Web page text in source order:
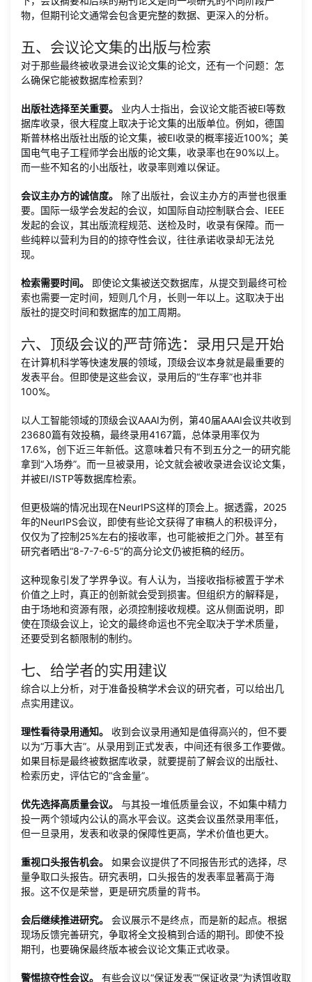
物，但期刊论文通常会包含更完整的数据、更深入的分析。
五、会议论文集的出版与检索
对于那些最终被收录进会议论文集的论文，还有一个问题：怎
么确保它能被数据库检索到？
出版社选择至关重要。
业内人士指出，会议论文能否被EI等数
据库收录，很大程度上取决于论文集的出版单位。例如，德国
斯普林格出版社出版的论文集，被EI收录的概率接近100%；美
国电气电子工程师学会出版的论文集，收录率也在90%以上。
而一些不知名的小出版社，收录率则难以保证。
会议主办方的诚信度。
除了出版社，会议主办方的声誉也很重
要。国际一级学会发起的会议，如国际自动控制联合会、IEEE
发起的会议，其出版流程规范、送检及时，收录有保障。而一
些纯粹以营利为目的的掠夺性会议，往往承诺收录却无法兑
现。
检索需要时间。
即使论文集被送交数据库，从提交到最终可检
索也需要一定时间，短则几个月，长则一年以上。这取决于出
版社的提交时间和数据库的加工周期。
六、顶级会议的严苛筛选：录用只是开始
在计算机科学等快速发展的领域，顶级会议本身就是最重要的
发表平台。但即使是这些会议，录用后的“生存率”也并非
100%。
以人工智能领域的顶级会议AAAI为例，第40届AAAI会议共收到
23680篇有效投稿，最终录用4167篇，总体录用率仅为
17.6%，创下近三年新低。这意味着只有不到五分之一的研究能
拿到“入场券”。而一旦被录用，论文就会被收录进会议论文集，
并被EI/ISTP等数据库检索。
但更极端的情况出现在NeurIPS这样的顶会上。据透露，2025
年的NeurIPS会议，即使有些论文获得了审稿人的积极评分，
仅仅为了控制25%左右的接收率，也可能被拒之门外。甚至有
研究者晒出“8-7-7-6-5”的高分论文仍被拒稿的经历。
这种现象引发了学界争议。有人认为，当接收指标被置于学术
价值之上时，真正的创新就会受到损害。但组织方的解释是，
由于场地和资源有限，必须控制接收规模。这从侧面说明，即
使在顶级会议上，论文的最终命运也不完全取决于学术质量，
还要受到名额限制的制约。
七、给学者的实用建议
综合以上分析，对于准备投稿学术会议的研究者，可以给出几
点实用建议。
理性看待录用通知。
收到会议录用通知是值得高兴的，但不要
以为“万事大吉”。从录用到正式发表，中间还有很多工作要做。
如果目标是最终被数据库收录，就要提前了解会议的出版社、
检索历史，评估它的“含金量”。
优先选择高质量会议。
与其投一堆低质量会议，不如集中精力
投一两个领域内公认的高水平会议。这类会议虽然录用率低，
但一旦录用，发表和收录的保障性更高，学术价值也更大。
重视口头报告机会。
如果会议提供了不同报告形式的选择，尽
量争取口头报告。研究表明，口头报告的发表率显著高于海
报。这不仅是荣誉，更是研究质量的背书。
会后继续推进研究。
会议展示不是终点，而是新的起点。根据
现场反馈完善研究，争取将全文投稿到合适的期刊。即使不投
期刊，也要确保最终版本被会议论文集正式收录。
警惕掠夺性会议。
有些会议以“保证发表”“保证收录”为诱饵收取